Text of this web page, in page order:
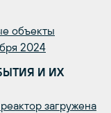
объекты
2024
И ИХ
загружена